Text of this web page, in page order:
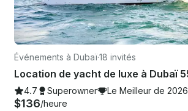
Événements à Dubaï·18 invités
4.7 Superowner Le Meilleur de 2026
$136/heure